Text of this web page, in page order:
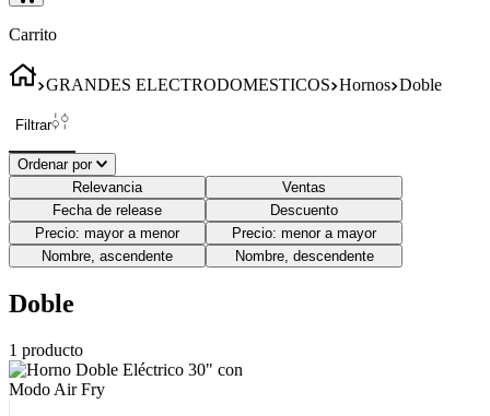
Carrito
GRANDES ELECTRODOMESTICOS Hornos Doble
Filtrar
Ordenar por
Relevancia
Ventas
Fecha de release
Descuento
Precio: mayor a menor
Precio: menor a mayor
Nombre, ascendente
Nombre, descendente
Doble
1 producto